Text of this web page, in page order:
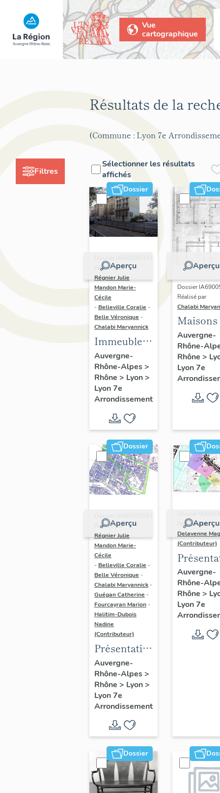
Vue
cartographique
Filtres
Résultats de la
(Commune : Lyon 7e
Sélectionner les résultats
affichés
Dossier
Aperçu
Réalisé par
Régnier Julie
Mandon Marie-
Cécile
- Belleville Coralie -
Belle Véronique -
Chalabi Maryannick
Immeubles
du secteur
d'étude La
Guillotière
Auvergne-
Rhône-Alpes>
Rhône > Lyon>
Lyon 7e
Arrondissement
Aperçu
Dossier
Réalisé par
Chalabi
Maisons
Auvergne-
Rhône-
Rhône >
Lyon 7e
Dossier
Aperçu
Réalisé par
Régnier Julie
Mandon Marie-
Cécile
- Belleville Coralie -
Belle Véronique -
Chalabi Maryannick -
Guégan Catherine -
Fourcayran Marion -
Halitim-Dubois
Nadine
(Contributeur)
Présentation
du secteur
d'étude
Lyon
Guillotière
Auvergne-
Rhône-Alpes>
Rhône > Lyon>
Lyon 7e
Arrondissement
Aperçu
Réalisé par
Delavenne
(Contributeur)
du
d'étude
"Saint-
André"
(Lyon 7)
Auvergne-
Rhône-
Rhône >
Lyon 7e
Dossier